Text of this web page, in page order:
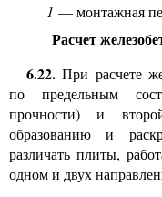
1 — монтажная
Расчет
6.22.При расчете
по предельным
прочности) и
образованию и
различать плиты,
одном и двух